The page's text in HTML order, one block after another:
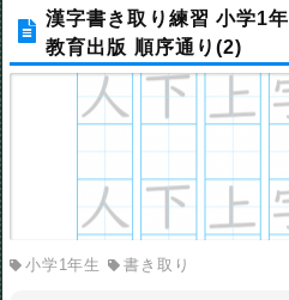
漢字書き取り練習 小学1年
教育出版 順序通り(2)
小学1年生 書き取り